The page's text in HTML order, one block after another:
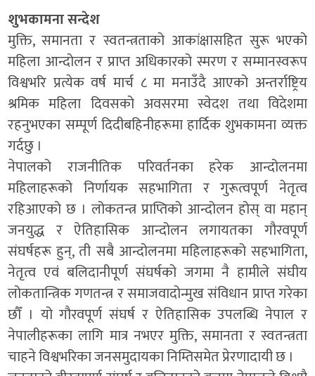
शुभकामना सन्देश
मुक्ति, समानता र स्वतन्त्रताको आकांक्षासहित सुरू भएको
महिला आन्दोलन र प्राप्त अधिकारको स्मरण र सम्मानस्वरूप
विश्वभरि प्रत्येक वर्ष मार्च ८ मा मनाउँदै आएको अन्तर्राष्ट्रिय
श्रमिक महिला दिवसको अवसरमा स्वेदश तथा विदेशमा
रहनुभएका सम्पूर्ण दिदीबहिनीहरूमा हार्दिक शुभकामना व्यक्त
गर्दछु ।
नेपालको राजनीतिक परिवर्तनका हरेक आन्दोलनमा
महिलाहरूको निर्णायक सहभागिता र गुरूत्वपूर्ण नेतृत्व
रहिआएको छ । लोकतन्त्र प्राप्तिको आन्दोलन होस् वा महान्
जनयुद्ध र ऐतिहासिक आन्दोलन लगायतका गौरवपूर्ण
संघर्षहरू हुन्, ती सबै आन्दोलनमा महिलाहरूको सहभागिता,
नेतृत्व एवं बलिदानीपूर्ण संघर्षको जगमा नै हामीले संघीय
लोकतान्त्रिक गणतन्त्र र समाजवादोन्मुख संविधान प्राप्त गरेका
छौँ । यो गौरवपूर्ण संघर्ष र ऐतिहासिक उपलब्धि नेपाल र
नेपालीहरूका लागि मात्र नभएर मुक्ति, समानता र स्वतन्त्रता
चाहने विश्वभरिका जनसमुदायका निम्तिसमेत प्रेरणादायी छ ।